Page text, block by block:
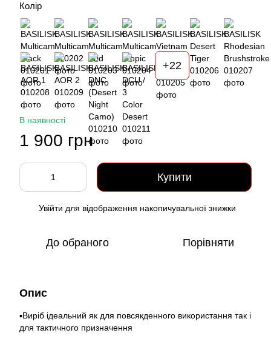
Колір
+22
В наявності
1 900 грн
Купити
Увійти для відображення накопичувальної знижки
До обраного Порівняти
Опис
▪️Виріб ідеальний як для повсякденного використання так і
для тактичного призначення